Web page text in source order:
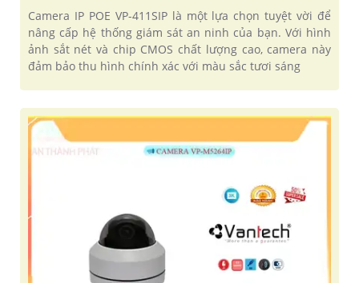
Camera IP POE VP-411SIP là một lựa chọn tuyệt vời để
nâng cấp hệ thống giám sát an ninh của bạn. Với hình
ảnh sắt nét và chip CMOS chất lượng cao, camera này
đảm bảo thu hình chính xác với màu sắc tươi sáng